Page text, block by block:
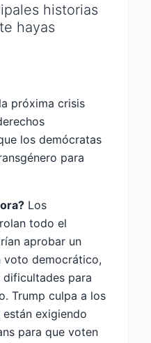
historias
hayas
próxima crisis
los demócratas
para
Los
todo el
aprobar un
voto democrático,
para
Trump culpa a los
exigiendo
para que voten